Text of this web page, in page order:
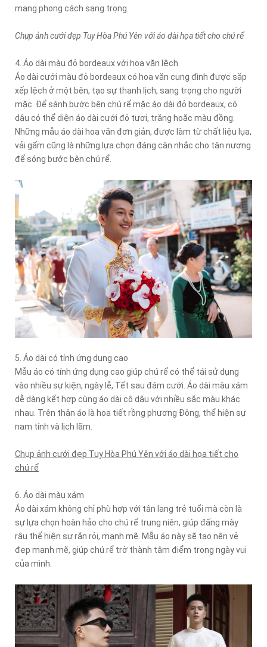
mang phong cách sang trọng.
Chụp ảnh cưới đẹp Tuy Hòa Phú Yên với áo dài họa tiết cho chú rể
4. Áo dài màu đỏ bordeaux với hoa văn lệch
Áo dài cưới màu đỏ bordeaux có hoa văn cung đình được sắp
xếp lệch ở một bên, tạo sự thanh lịch, sang trọng cho người
mặc. Để sánh bước bên chú rể mặc áo dài đỏ bordeaux, cô
dâu có thể diện áo dài cưới đỏ tươi, trắng hoặc màu đồng.
Những mẫu áo dài hoa văn đơn giản, được làm từ chất liệu lụa,
vải gấm cũng là những lựa chọn đáng cân nhắc cho tân nương
để sóng bước bên chú rể.
5. Áo dài có tính ứng dụng cao
Mẫu áo có tính ứng dụng cao giúp chú rể có thể tái sử dụng
vào nhiều sự kiện, ngày lễ, Tết sau đám cưới. Áo dài màu xám
dễ dàng kết hợp cùng áo dài cô dâu với nhiều sắc màu khác
nhau. Trên thân áo là họa tiết rồng phương Đông, thể hiện sự
nam tính và lịch lãm.
Chụp ảnh cưới đẹp Tuy Hòa Phú Yên với áo dài họa tiết cho
chú rể
6. Áo dài màu xám
Áo dài xám không chỉ phù hợp với tân lang trẻ tuổi mà còn là
sự lựa chọn hoàn hảo cho chú rể trung niên, giúp đấng mày
râu thể hiện sự rắn rỏi, mạnh mẽ. Mẫu áo này sẽ tạo nên vẻ
đẹp mạnh mẽ, giúp chú rể trở thành tâm điểm trong ngày vui
của mình.